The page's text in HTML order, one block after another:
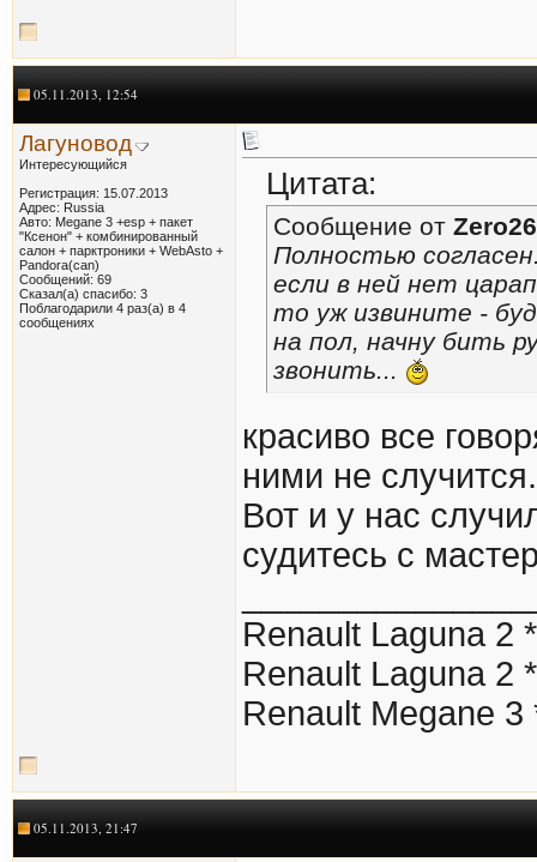
05.11.2013, 12:54
Лагуновод
Интересующийся
Регистрация: 15.07.2013
Адрес: Russia
Авто: Megane 3 +esp + пакет
"Ксенон" + комбинированный
салон + парктроники + WebAsto +
Pandora(can)
Сообщений: 69
Сказал(а) спасибо: 3
Поблагодарили 4 раз(а) в 4
сообщениях
Цитата:
Сообщение от Zero26
Полностью
если в ней нет
то уж извините -
на пол, начну бить
звонить...
красиво все
ними не случится.
Вот и у нас
судитесь с
Renault Laguna 2
Renault Laguna 2
Renault Megane 3
05.11.2013, 21:47